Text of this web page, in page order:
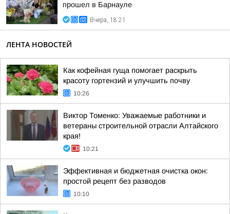
прошел в Барнауле
Вчера, 18:21
ЛЕНТА НОВОСТЕЙ
Как кофейная гуща помогает раскрыть
красоту гортензий и улучшить почву
10:26
Виктор Томенко: Уважаемые работники и
ветераны строительной отрасли Алтайского
края!
10:21
Эффективная и бюджетная очистка окон:
простой рецепт без разводов
10:10